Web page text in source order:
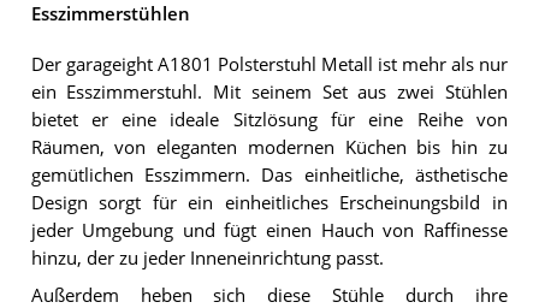
Esszimmerstühlen
Der garageight A1801 Polsterstuhl Metall ist mehr als nur
ein Esszimmerstuhl. Mit seinem Set aus zwei Stühlen
bietet er eine ideale Sitzlösung für eine Reihe von
Räumen, von eleganten modernen Küchen bis hin zu
gemütlichen Esszimmern. Das einheitliche, ästhetische
Design sorgt für ein einheitliches Erscheinungsbild in
jeder Umgebung und fügt einen Hauch von Raffinesse
hinzu, der zu jeder Inneneinrichtung passt.
Außerdem heben sich diese Stühle durch ihre